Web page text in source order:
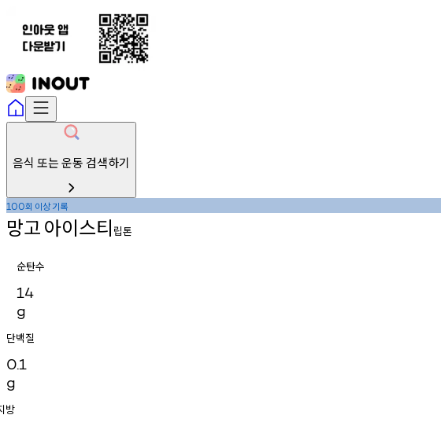
음식 또는 운동 검색하기
100회 이상기록
망고아이스티 립톤
순탄수
14
g
단백질
0.1
g
방